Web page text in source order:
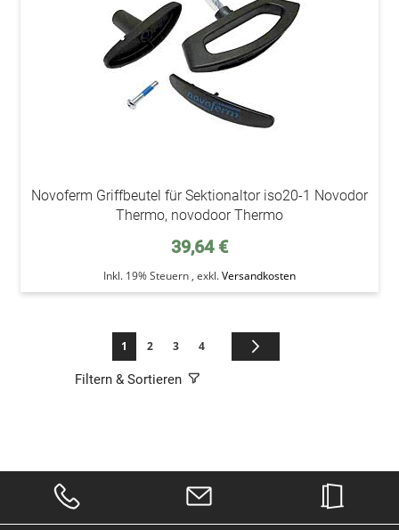
Novoferm Griffbeutel für Sektionaltor iso20-1 Novodor
Thermo, novodoor Thermo
39,64 €
Inkl. 19% Steuern , exkl.Versandkosten
Seite
Sie lesen gerade die Seite
1 Seite
2 Seite
3 Seite
4
Filtern & Sortieren